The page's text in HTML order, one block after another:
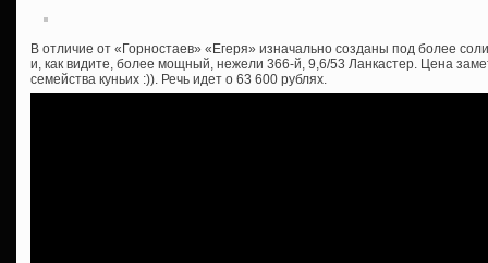
В отличие от «Горностаев» «Егеря» изначально созданы под более
и, как видите, более мощный, нежели 366-й, 9,6/53 Ланкастер. Цена
семейства куньих :)). Речь идет о 63 600 рублях.